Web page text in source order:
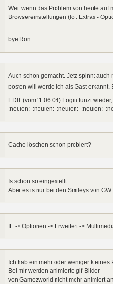
Weil wenn das Problem von heute auf
Browsereinstellungen (lol: Extras -
bye Ron
Auch schon gemacht. Jetz spinnt
posten will werde ich als Gast
EDIT (vom11.06.04):Login funzt
:heulen: :heulen: :heulen: :heulen:
Cache löschen schon probiert?
Is schon so eingestellt.
Aber es is nur bei den Smileys von GW.
IE -> Optionen -> Erweitert ->
Ich hab ein mehr oder weniger kleines
Bei mir werden animierte gif-Bilder
von Gamezworld nicht mehr animiert